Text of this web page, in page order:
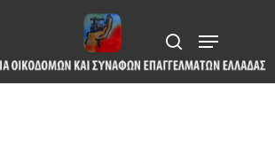
search
Menu